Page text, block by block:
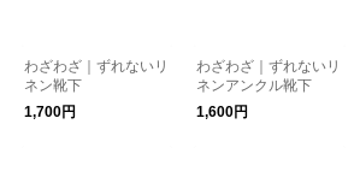
わざわざ｜ずれないリ
ネン靴下
1,700円
わざわざ｜ずれないリ
ネンアンクル靴下
1,600円